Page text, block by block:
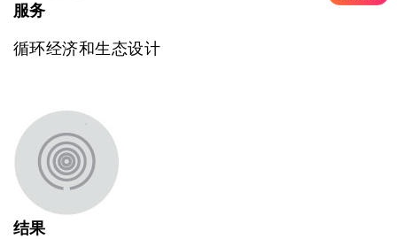
服务
循环经济和生态设计
结果